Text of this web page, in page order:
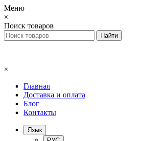
Меню
×
Поиск товаров
×
Главная
Доставка и оплата
Блог
Контакты
Язык